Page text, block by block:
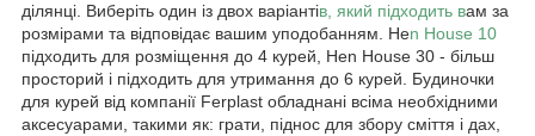
ділянці. Виберіть один із двох варіантів, який підходить вам за
розмірами та відповідає вашим уподобанням. Hen House 10
підходить для розміщення до 4 курей, Hen House 30 - більш
просторий і підходить для утримання до 6 курей. Будиночки
для курей від компанії Ferplast обладнані всіма необхідними
аксесуарами, такими як: грати, піднос для збору сміття і дах,